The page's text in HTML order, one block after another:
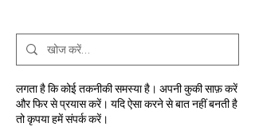
लगता है कि कोई तकनीकी समस्या है। अपनी कुकी साफ़ करें
और फिर से प्रयास करें। यदि ऐसा करने से बात नहीं बनती है
तो कृपया हमें संपर्क करें।